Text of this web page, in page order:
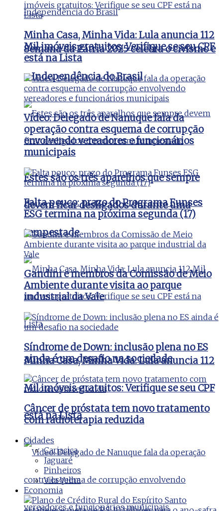
Semana da Pátria 2025 celebra o civismo e
a Independência do Brasil
Estes são os três aparelhos que sempre
devem ficar desligados durante uma
tempestade
Minha Casa, Minha Vida: Lula anuncia 112
Mil imóveis gratuitos: Verifique se seu CPF
está na Lista
Minha Casa, Minha Vida: Lula anuncia 112
Mil imóveis gratuitos: Verifique se seu CPF
está na Lista
Vídeo: Delegado de Nanuque fala da
operação contra esquema de corrupção
envolvendo vereadores e funcionários
municipais
Falta pouco: prazo do Programa Funses
ESG termina na próxima segunda (17)
Gandini e membros da Comissão de Meio
Ambiente durante visita ao parque
industrial da Vale
Síndrome de Down: inclusão plena no ES
ainda é um desafio na sociedade
Câncer de próstata tem novo tratamento
com radioterapia reduzida
Cidades
Cariacica
Jaguaré
Pinheiros
Vila Velha
Economia